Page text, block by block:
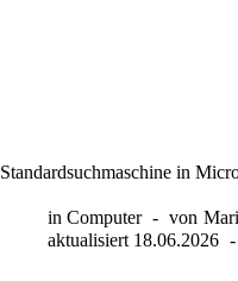
Standardsuchmaschine in
in Computer von
aktualisiert 18.06.2026